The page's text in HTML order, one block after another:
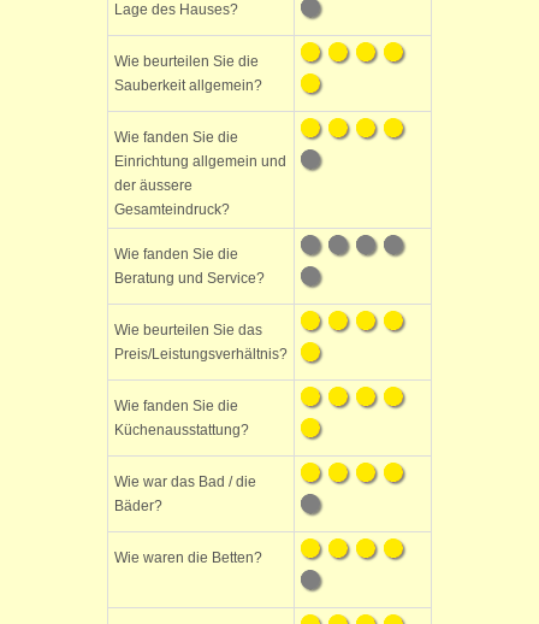
Lage des Hauses?
Wie beurteilen Sie die
Sauberkeit allgemein?
Wie fanden Sie die
Einrichtung allgemein und
der äussere
Gesamteindruck?
Wie fanden Sie die
Beratung und Service?
Wie beurteilen Sie das
Preis/Leistungsverhältnis?
Wie fanden Sie die
Küchenausstattung?
Wie war das Bad / die
Bäder?
Wie waren die Betten?